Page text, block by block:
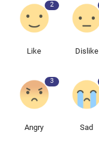
2
Like Dislike
3
Angry Sad